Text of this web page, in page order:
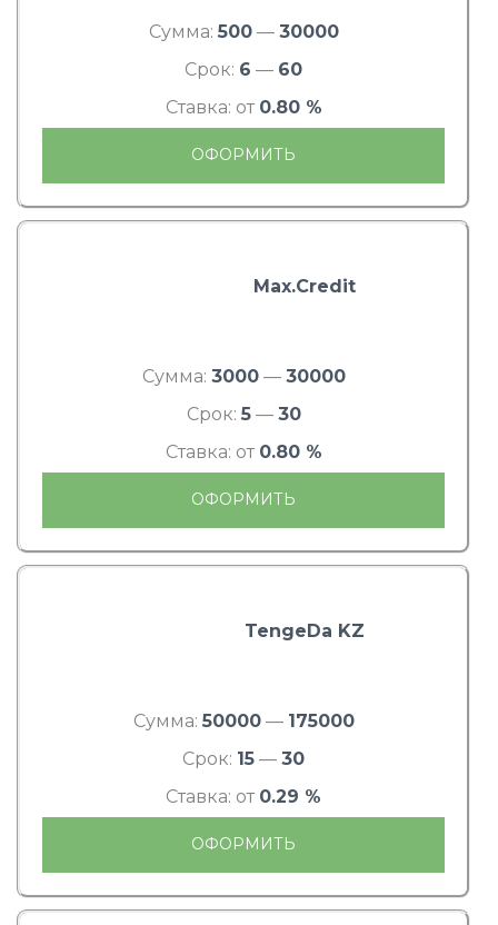
Сумма: 500— 30000
Срок: 6 — 60
Ставка: от 0.80 %
ОФОРМИТЬ
Max.Credit
Сумма: 3000— 30000
Срок: 5— 30
Ставка: от 0.80 %
ОФОРМИТЬ
TengeDa KZ
Сумма: 50000— 175000
Срок: 15 — 30
Ставка: от 0.29 %
ОФОРМИТЬ